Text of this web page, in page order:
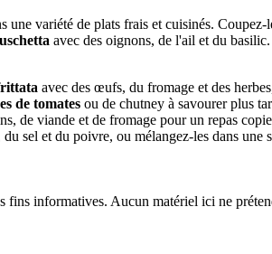
une variété de plats frais et cuisinés. Coupez-
avec des oignons, de l'ail et du
avec des œufs, du fromage et des
de tomates ou de chutney à savourer plus
de viande et de fromage pour un repas
sel et du poivre, ou mélangez-les dans une
fins informatives. Aucun matériel ici ne